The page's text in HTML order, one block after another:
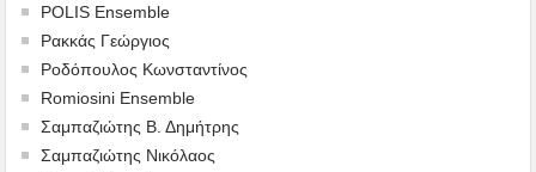
POLIS Ensemble
Ρακκάς Γεώργιος
Ροδόπουλος Κωνσταντίνος
Romiosini Ensemble
Σαμπαζιώτης Β. Δημήτρης
Σαμπαζιώτης Νικόλαος